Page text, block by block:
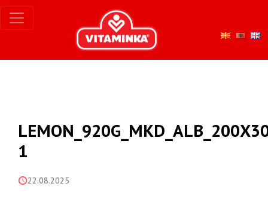
1
22.08.2025